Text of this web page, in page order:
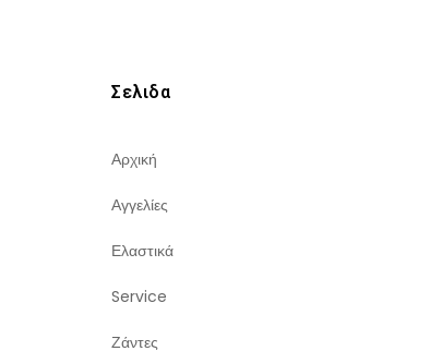
Σελιδα
Αρχική
Αγγελίες
Ελαστικά
Service
Ζάντες